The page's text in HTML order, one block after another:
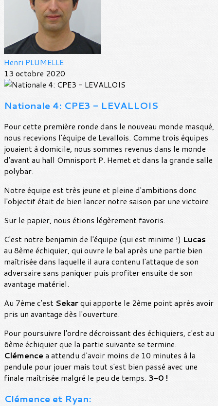
Henri PLUMELLE
13 octobre 2020
Nationale 4: CPE3 - LEVALLOIS
Pour cette première ronde dans le nouveau monde masqué,
nous recevions l'équipe de Levallois. Comme trois équipes
jouaient à domicile, nous sommes revenus dans le monde
d'avant au hall Omnisport P. Hemet et dans la grande salle
polybar.
Notre équipe est très jeune et pleine d'ambitions donc
l'objectif était de bien lancer notre saison par une victoire.
Sur le papier, nous étions légèrement favoris.
C'est notre benjamin de l'équipe (qui est minime !) Lucas
au 8ème échiquier, qui ouvre le bal après une partie bien
maîtrisée dans laquelle il aura contenu l'attaque de son
adversaire sans paniquer puis profiter ensuite de son
avantage matériel.
Au 7ème c'est Sekarqui apporte le 2ème point après avoir
pris un avantage dès l'ouverture.
Pour poursuivre l'ordre décroissant des échiquiers, c'est au
6ème échiquier que la partie suivante se termine.
Clémence a attendu d'avoir moins de 10 minutes à la
pendule pour jouer mais tout s'est bien passé avec une
finale maîtrisée malgré le peu de temps. 3-0 !
Clémence et Ryan: